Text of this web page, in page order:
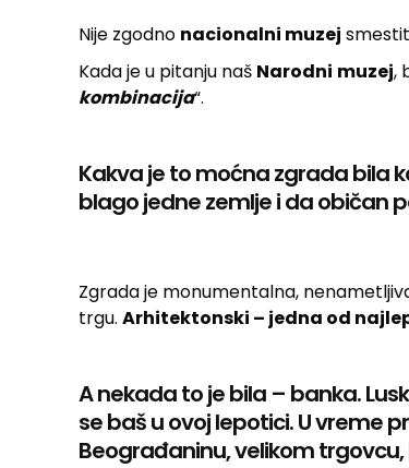
Nije zgodno nacionalni muzej
Kada je u pitanju naš Narodni muzej,
kombinacija“.
Kakva je to moćna zgrada bila
blago jedne zemlje i da običan
Zgrada je monumentalna,
trgu. Arhitektonski – jedna od
A nekada to je bila – banka.
se baš u ovoj lepotici. U vreme
Beograđaninu, velikom